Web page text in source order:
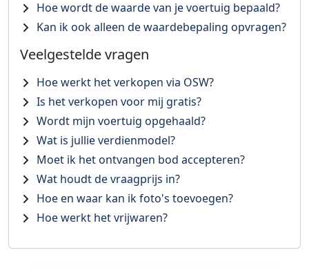
Hoe wordt de waarde van je voertuig bepaald?
Kan ik ook alleen de waardebepaling opvragen?
Veelgestelde vragen
Hoe werkt het verkopen via OSW?
Is het verkopen voor mij gratis?
Wordt mijn voertuig opgehaald?
Wat is jullie verdienmodel?
Moet ik het ontvangen bod accepteren?
Wat houdt de vraagprijs in?
Hoe en waar kan ik foto's toevoegen?
Hoe werkt het vrijwaren?